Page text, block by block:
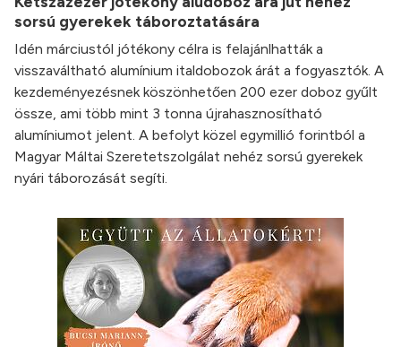
sorsú gyerekek táboroztatására
Idén márciustól jótékony célra is felajánlhatták a
visszaváltható alumínium italdobozok árát a fogyasztók. A
kezdeményezésnek köszönhetően 200 ezer doboz gyűlt
össze, ami több mint 3 tonna újrahasznosítható
alumíniumot jelent. A befolyt közel egymillió forintból a
Magyar Máltai Szeretetszolgálat nehéz sorsú gyerekek
nyári táborozását segíti.